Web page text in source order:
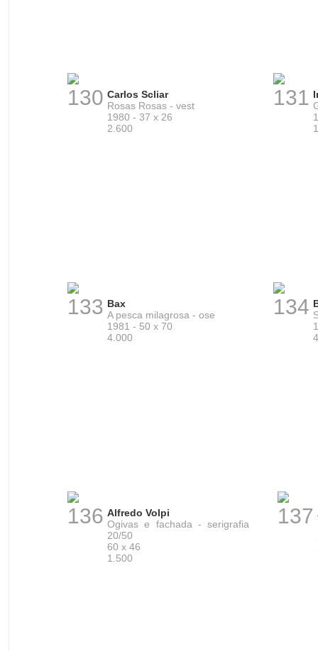
130 Carlos Scliar
Rosas Rosas - vest
1980 - 37 x 26
2.600
131
133 Bax
A pesca milagrosa - ose
1981 - 50 x 70
4.000
134
136 Alfredo Volpi
Ogivas e fachada - serigrafia
20/50
60 x 46
1.500
137